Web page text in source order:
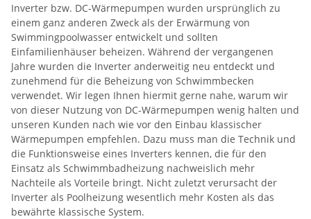
Inverter bzw. DC-Wärmepumpen wurden ursprünglich zu
einem ganz anderen Zweck als der Erwärmung von
Swimmingpoolwasser entwickelt und sollten
Einfamilienhäuser beheizen. Während der vergangenen
Jahre wurden die Inverter anderweitig neu entdeckt und
zunehmend für die Beheizung von Schwimmbecken
verwendet. Wir legen Ihnen hiermit gerne nahe, warum wir
von dieser Nutzung von DC-Wärmepumpen wenig halten und
unseren Kunden nach wie vor den Einbau klassischer
Wärmepumpen empfehlen. Dazu muss man die Technik und
die Funktionsweise eines Inverters kennen, die für den
Einsatz als Schwimmbadheizung nachweislich mehr
Nachteile als Vorteile bringt. Nicht zuletzt verursacht der
Inverter als Poolheizung wesentlich mehr Kosten als das
bewährte klassische System.